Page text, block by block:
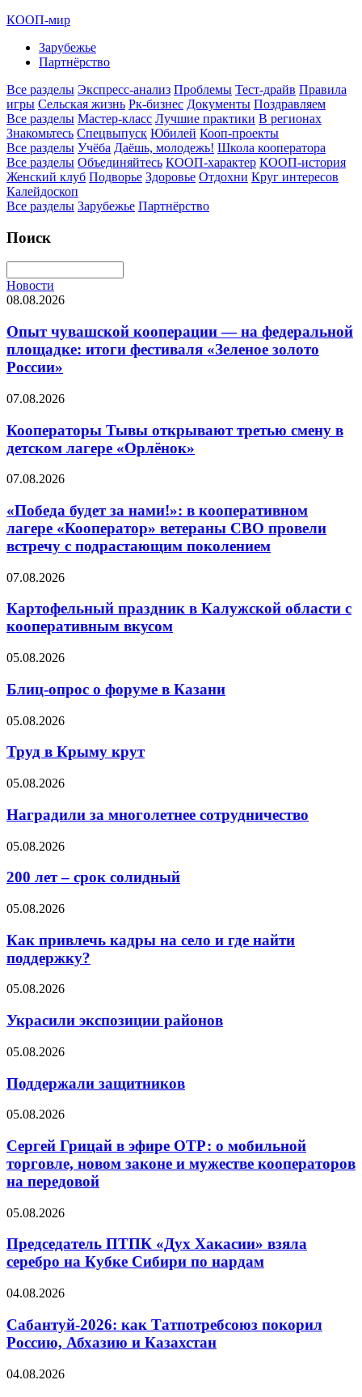
КООП-мир
Зарубежье
Партнёрство
Все разделы Экспресс-анализ Проблемы Тест-драйв Правила
игры Сельская жизнь Рк-бизнес Документы Поздравляем
Все разделы Мастер-класс Лучшие практики В регионах
Знакомьтесь Спецвыпуск Юбилей Кооп-проекты
Все разделы Учёба Даёшь, молодежь! Школа кооператора
Все разделы Объединяйтесь КООП-характер КООП-история
Женский клуб Подворье Здоровье Отдохни Круг интересов
Калейдоскоп
Все разделы Зарубежье Партнёрство
Поиск
Новости
08.08.2026
Опыт чувашской кооперации — на федеральной
площадке: итоги фестиваля «Зеленое золото
России»
07.08.2026
Кооператоры Тывы открывают третью смену в
детском лагере «Орлёнок»
07.08.2026
«Победа будет за нами!»: в кооперативном
лагере «Кооператор» ветераны СВО провели
встречу с подрастающим поколением
07.08.2026
Картофельный праздник в Калужской области с
кооперативным вкусом
05.08.2026
Блиц-опрос о форуме в Казани
05.08.2026
Труд в Крыму крут
05.08.2026
Наградили за многолетнее сотрудничество
05.08.2026
200 лет – срок солидный
05.08.2026
Как привлечь кадры на село и где найти
поддержку?
05.08.2026
Украсили экспозиции районов
05.08.2026
Поддержали защитников
05.08.2026
Сергей Грицай в эфире ОТР: о мобильной
торговле, новом законе и мужестве кооператоров
на передовой
05.08.2026
Председатель ПТПК «Дух Хакасии» взяла
серебро на Кубке Сибири по нардам
04.08.2026
Сабантуй-2026: как Татпотребсоюз покорил
Россию, Абхазию и Казахстан
04.08.2026